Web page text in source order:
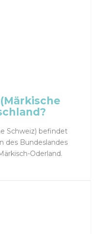
Schweiz) befindet
des Bundeslandes
Oderland.